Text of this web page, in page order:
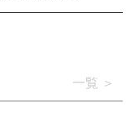
一覧